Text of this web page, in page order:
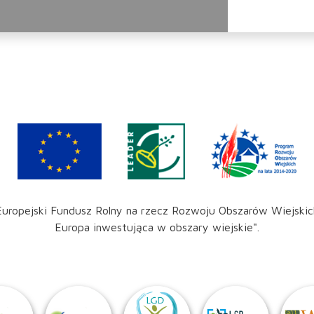
Fundusz Rolny na rzecz Rozwoju Obszarów
Europa inwestująca w obszary wiejskie".